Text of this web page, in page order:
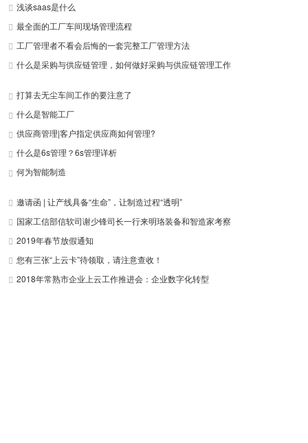
浅谈saas是什么
最全面的工厂车间现场管理流程
工厂管理者不看会后悔的一套完整工厂管理方法
什么是采购与供应链管理，如何做好采购与供应链管理工作
打算去无尘车间工作的要注意了
什么是智能工厂
供应商管理|客户指定供应商如何管理?
什么是6s管理？6s管理详析
何为智能制造
邀请函 | 让产线具备“生命”，让制造过程“透明”
国家工信部信软司谢少锋司长一行来明珞装备和智造家考察
2019年春节放假通知
您有三张“上云卡”待领取，请注意查收！
2018年常熟市企业上云工作推进会：企业数字化转型